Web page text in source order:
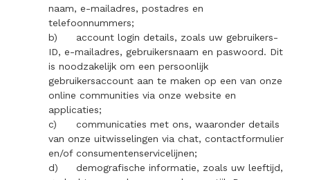
naam, e-mailadres, postadres en
telefoonnummers;
b)
account login details, zoals uw gebruikers-
ID, e-mailadres, gebruikersnaam en paswoord. Dit
is noodzakelijk om een persoonlijk
gebruikersaccount aan te maken op een van onze
online communities via onze website en
applicaties;
c)
communicaties met ons, waaronder details
van onze uitwisselingen via chat, contactformulier
en/of consumentenservicelijnen;
d)
demografische informatie, zoals uw leeftijd,